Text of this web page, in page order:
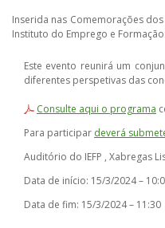
Inserida nas Comemorações
Instituto do Emprego e
Este evento reunirá um
diferentes perspetivas das
Consulte aqui o programa
Para participar deverá
Auditório do IEFP , Xabregas
Data de início: 15/3/2024 –
Data de fim: 15/3/2024 – 11:30